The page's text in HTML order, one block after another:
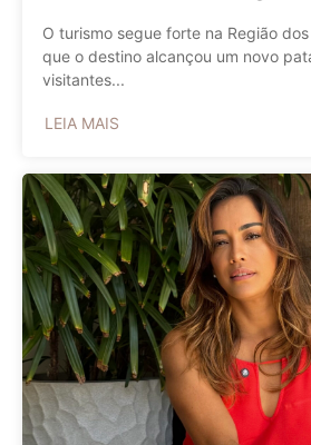
O turismo segue forte na Região
que o destino alcançou um novo
visitantes...
LEIA MAIS